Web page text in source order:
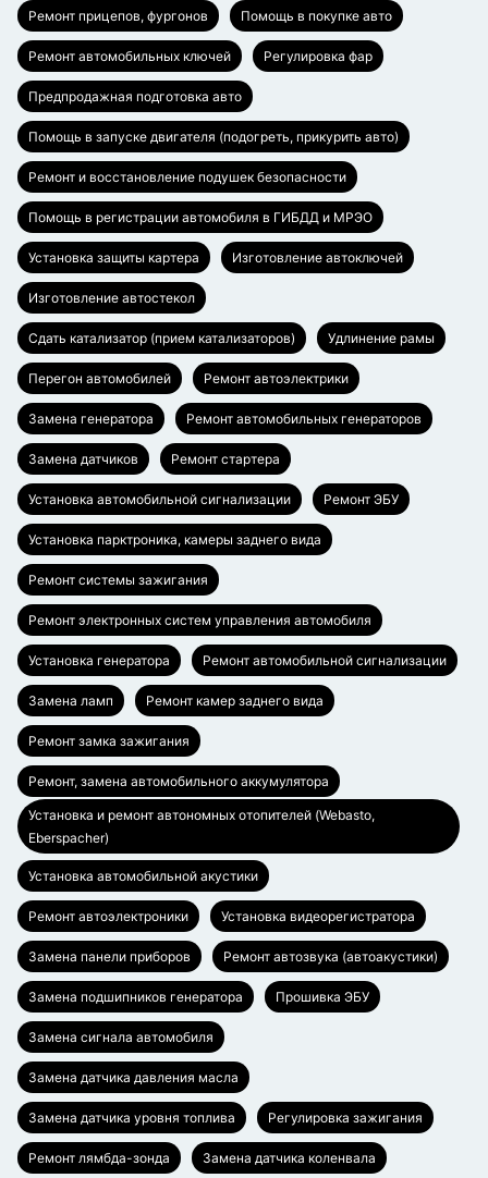
Ремонт прицепов, фургонов Помощь в покупке авто
Ремонт автомобильных ключей Регулировка фар
Предпродажная подготовка авто
Помощь в запуске двигателя (подогреть, прикурить авто)
Ремонт и восстановление подушек безопасности
Помощь в регистрации автомобиля в ГИБДД и МРЭО
Установка защиты картера Изготовление автоключей
Изготовление автостекол
Сдать катализатор (прием катализаторов) Удлинение рамы
Перегон автомобилей Ремонт автоэлектрики
Замена генератора Ремонт автомобильных генераторов
Замена датчиков Ремонт стартера
Установка автомобильной сигнализации Ремонт ЭБУ
Установка парктроника, камеры заднего вида
Ремонт системы зажигания
Ремонт электронных систем управления автомобиля
Установка генератора Ремонт автомобильной сигнализации
Замена ламп Ремонт камер заднего вида
Ремонт замка зажигания
Ремонт, замена автомобильного аккумулятора
Установка и ремонт автономных отопителей (Webasto,
Eberspacher)
Установка автомобильной акустики
Ремонт автоэлектроники Установка видеорегистратора
Замена панели приборов Ремонт автозвука (автоакустики)
Замена подшипников генератора Прошивка ЭБУ
Замена сигнала автомобиля
Замена датчика давления масла
Замена датчика уровня топлива Регулировка зажигания
Ремонт лямбда-зонда Замена датчика коленвала